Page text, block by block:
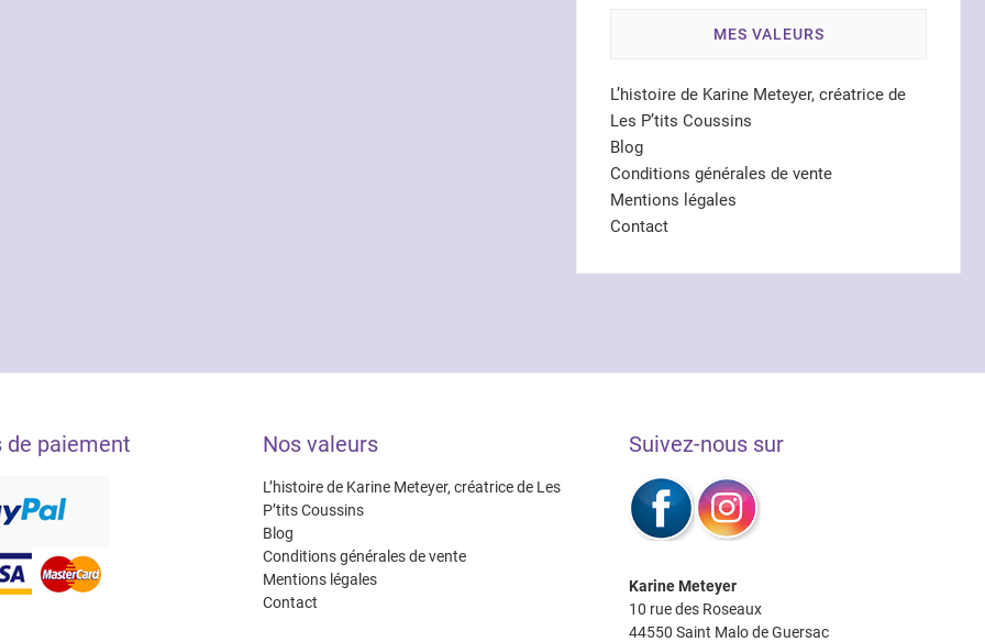
MES VALEURS
L’histoire de Karine Meteyer, créatrice de
Les P’tits Coussins
Blog
Conditions générales de vente
Mentions légales
Contact
de paiement Nos valeurs
L’histoire de Karine Meteyer, créatrice de Les
P’tits Coussins
Blog
Conditions générales de vente
Mentions légales
Contact
Suivez-nous sur
Karine Meteyer
10 rue des Roseaux
44550 Saint Malo de Guersac